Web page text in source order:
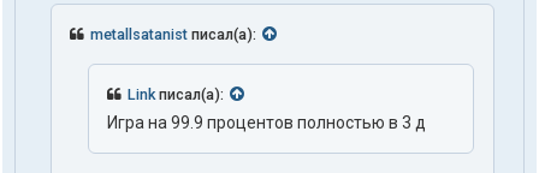
metallsatanist писал(а):
Link писал(а):
Игра на 99.9 процентов полностью в 3 д